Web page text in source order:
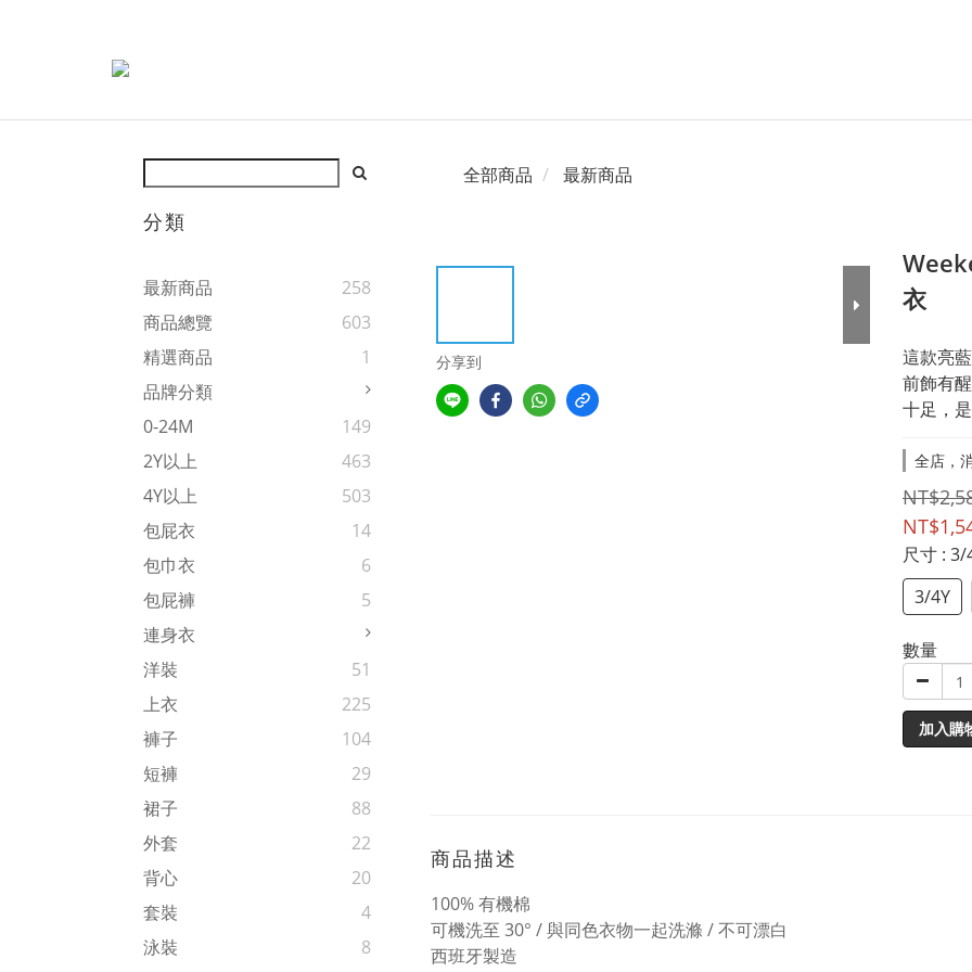
分類
最新商品
258
商品總覽
603
精選商品
1
品牌分類
0-24M
149
2Y以上
463
4Y以上
503
包屁衣
14
包巾衣
6
包屁褲
5
連身衣
洋裝
51
上衣
225
褲子
104
短褲
29
裙子
88
外套
22
背心
20
套裝
4
泳裝
8
全部商品 最新商品
分享到
衣
這款亮
前飾有
十足，
全店，
尺寸 : 3/
3/4Y
數量
加入購
商品描述
100% 有機棉
可機洗至 30° / 與同色衣物一起洗滌 / 不可漂白
西班牙製造